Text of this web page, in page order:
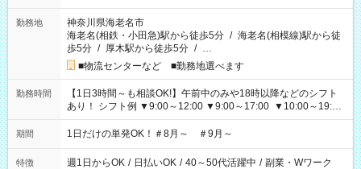
勤務地
神奈川県海老名市
海老名(相鉄・小田急)駅から徒歩5分 / 海老名(相模線)駅から徒
歩5分 / 厚木駅から徒歩5分 / …
■物流センターなど ■勤務地選べます
勤務時間
【1日3時間～も相談OK!】午前中のみや18時以降などのシフト
あり！ シフト例 ▼9:00～12:00 ▼9:00～17:00 ▼10:00～19:00
▼18:00～21:00
期間 1日だけの単発OK！＃8月～ ＃9月～
特徴 週1日からOK / 日払いOK / 40～50代活躍中 / 副業・Wワーク